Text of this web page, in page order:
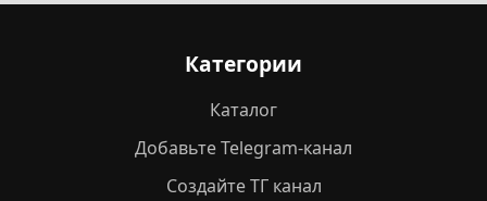
Категории
Каталог
Добавьте Telegram-канал
Создайте ТГ канал